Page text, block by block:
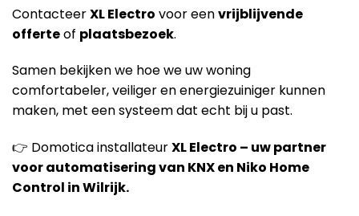
ContacteerXL Electro voor eenvrijblijvende
offerteof plaatsbezoek.
Samen bekijken we hoe we uw woning
comfortabeler, veiliger en energiezuiniger kunnen
maken, met een systeem dat echt bij u past.
👉 Domotica installateurXL Electro – uw partner
voor automatisering van KNX en Niko Home
Control in Wilrijk.